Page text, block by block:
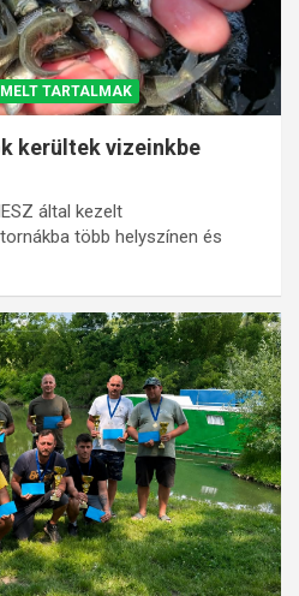
TARTALMAK
kerültek vizeinkbe
által kezelt
több helyszínen és